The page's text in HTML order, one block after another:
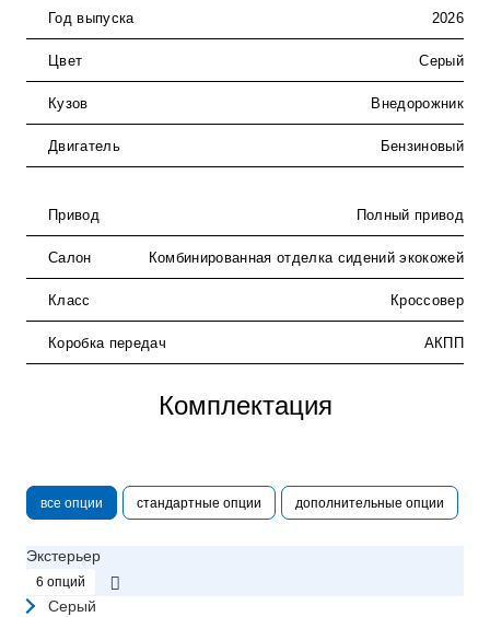
Год выпуска 2026
Цвет Серый
Кузов Внедорожник
Двигатель Бензиновый
Привод Полный привод
Салон Комбинированная отделка сидений экокожей
Класс Кроссовер
Коробка передач АКПП
Комплектация
все опции стандартные опции дополнительные опции
Экстерьер
6 опций
Серый